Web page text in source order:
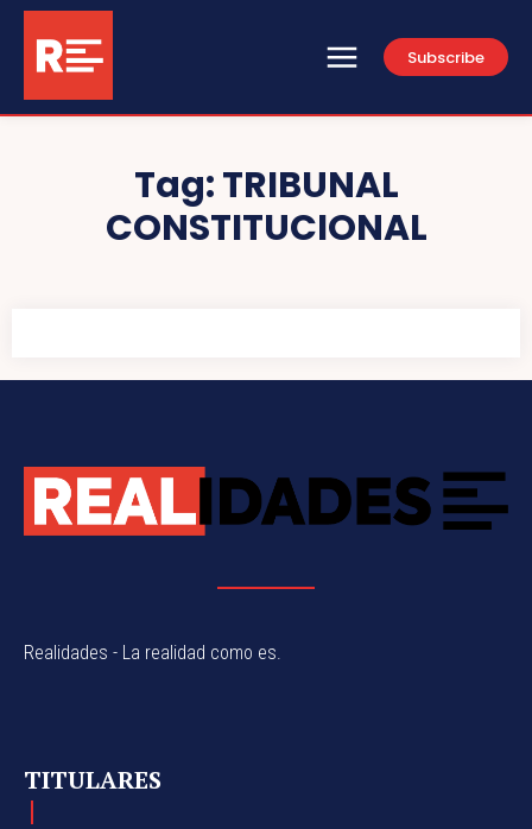
Subscribe
Tag:TRIBUNAL
CONSTITUCIONAL
Realidades - La realidad como es.
TITULARES